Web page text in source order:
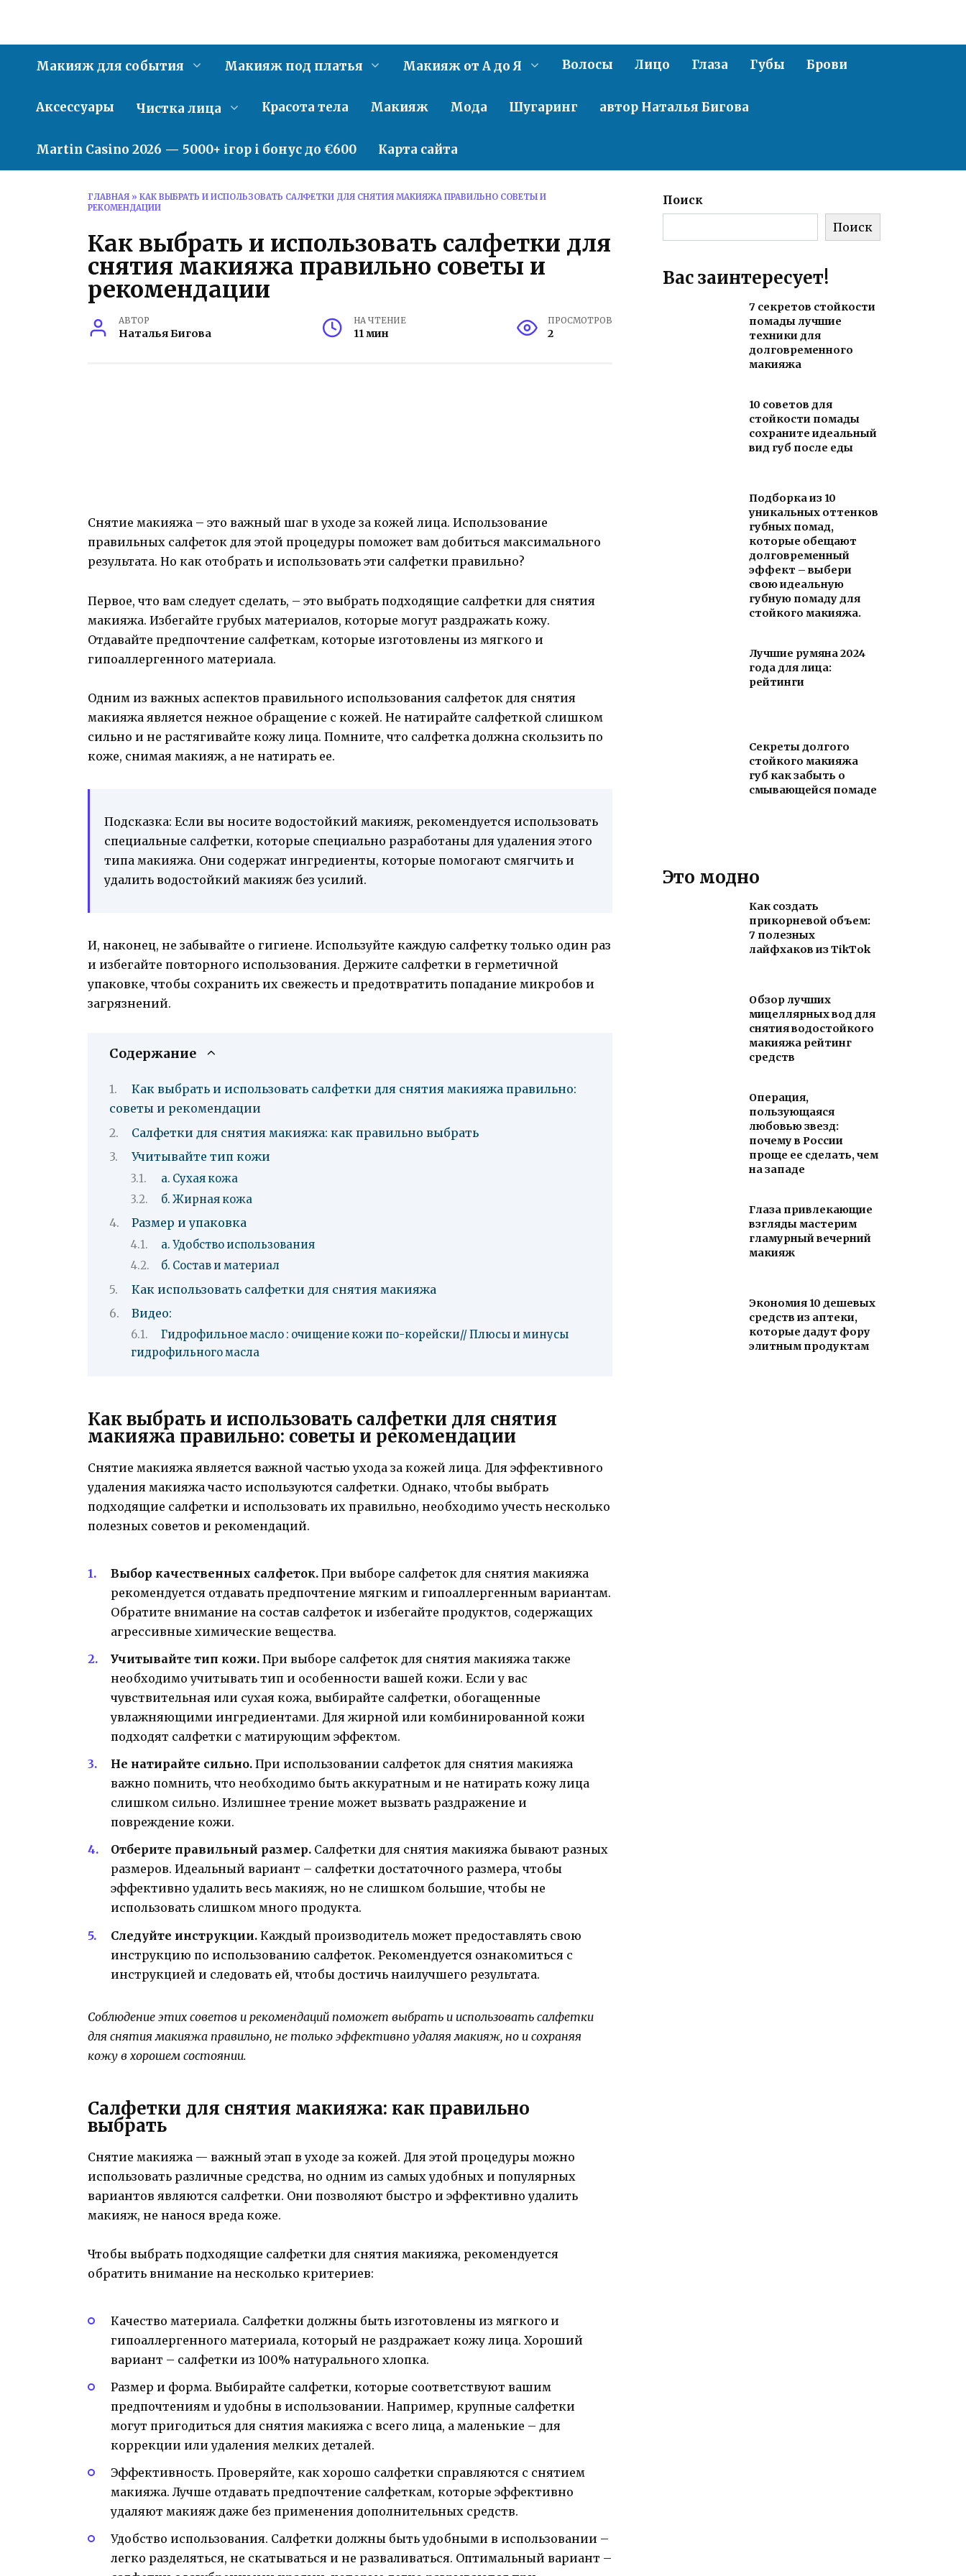
Макияж для события Макияж под платья Макияж от А до Я Волосы Лицо Глаза Губы Брови
Аксессуары Чистка лица Красота тела Макияж Мода Шугаринг автор Наталья Бигова
Martin Casino 2026 — 5000+ ігор і бонус до €600 Карта сайта
ГЛАВНАЯ » КАК ВЫБРАТЬ И ИСПОЛЬЗОВАТЬ САЛФЕТКИ ДЛЯ СНЯТИЯ МАКИЯЖА ПРАВИЛЬНО СОВЕТЫ И
РЕКОМЕНДАЦИИ
Как выбрать и использовать салфетки для
снятия макияжа правильно советы и
рекомендации
АВТОР
Наталья Бигова
НА ЧТЕНИЕ
11 мин
ПРОСМОТРОВ
2
Снятие макияжа – это важный шаг в уходе за кожей лица. Использование
правильных салфеток для этой процедуры поможет вам добиться максимального
результата. Но как отобрать и использовать эти салфетки правильно?
Первое, что вам следует сделать, – это выбрать подходящие салфетки для снятия
макияжа. Избегайте грубых материалов, которые могут раздражать кожу.
Отдавайте предпочтение салфеткам, которые изготовлены из мягкого и
гипоаллергенного материала.
Одним из важных аспектов правильного использования салфеток для снятия
макияжа является нежное обращение с кожей. Не натирайте салфеткой слишком
сильно и не растягивайте кожу лица. Помните, что салфетка должна скользить по
коже, снимая макияж, а не натирать ее.
Подсказка: Если вы носите водостойкий макияж, рекомендуется использовать
специальные салфетки, которые специально разработаны для удаления этого
типа макияжа. Они содержат ингредиенты, которые помогают смягчить и
удалить водостойкий макияж без усилий.
И, наконец, не забывайте о гигиене. Используйте каждую салфетку только один раз
и избегайте повторного использования. Держите салфетки в герметичной
упаковке, чтобы сохранить их свежесть и предотвратить попадание микробов и
загрязнений.
Содержание
Как выбрать и использовать салфетки для снятия макияжа правильно:
советы и рекомендации
Салфетки для снятия макияжа: как правильно выбрать
Учитывайте тип кожи
а. Сухая кожа
б. Жирная кожа
Размер и упаковка
а. Удобство использования
б. Состав и материал
Как использовать салфетки для снятия макияжа
Видео:
Гидрофильное масло : очищение кожи по-корейски// Плюсы и минусы
гидрофильного масла
Как выбрать и использовать салфетки для снятия
макияжа правильно: советы и рекомендации
Снятие макияжа является важной частью ухода за кожей лица. Для эффективного
удаления макияжа часто используются салфетки. Однако, чтобы выбрать
подходящие салфетки и использовать их правильно, необходимо учесть несколько
полезных советов и рекомендаций.
Выбор качественных салфеток. При выборе салфеток для снятия макияжа
рекомендуется отдавать предпочтение мягким и гипоаллергенным вариантам.
Обратите внимание на состав салфеток и избегайте продуктов, содержащих
агрессивные химические вещества.
Учитывайте тип кожи. При выборе салфеток для снятия макияжа также
необходимо учитывать тип и особенности вашей кожи. Если у вас
чувствительная или сухая кожа, выбирайте салфетки, обогащенные
увлажняющими ингредиентами. Для жирной или комбинированной кожи
подходят салфетки с матирующим эффектом.
Не натирайте сильно. При использовании салфеток для снятия макияжа
важно помнить, что необходимо быть аккуратным и не натирать кожу лица
слишком сильно. Излишнее трение может вызвать раздражение и
повреждение кожи.
Отберите правильный размер. Салфетки для снятия макияжа бывают разных
размеров. Идеальный вариант – салфетки достаточного размера, чтобы
эффективно удалить весь макияж, но не слишком большие, чтобы не
использовать слишком много продукта.
Следуйте инструкции. Каждый производитель может предоставлять свою
инструкцию по использованию салфеток. Рекомендуется ознакомиться с
инструкцией и следовать ей, чтобы достичь наилучшего результата.
Соблюдение этих советов и рекомендаций поможет выбрать и использовать салфетки
для снятия макияжа правильно, не только эффективно удаляя макияж, но и сохраняя
кожу в хорошем состоянии.
Салфетки для снятия макияжа: как правильно
выбрать
Снятие макияжа — важный этап в уходе за кожей. Для этой процедуры можно
использовать различные средства, но одним из самых удобных и популярных
вариантов являются салфетки. Они позволяют быстро и эффективно удалить
макияж, не нанося вреда коже.
Чтобы выбрать подходящие салфетки для снятия макияжа, рекомендуется
обратить внимание на несколько критериев:
Качество материала. Салфетки должны быть изготовлены из мягкого и
гипоаллергенного материала, который не раздражает кожу лица. Хороший
вариант – салфетки из 100% натурального хлопка.
Размер и форма. Выбирайте салфетки, которые соответствуют вашим
предпочтениям и удобны в использовании. Например, крупные салфетки
могут пригодиться для снятия макияжа с всего лица, а маленькие – для
коррекции или удаления мелких деталей.
Эффективность. Проверяйте, как хорошо салфетки справляются с снятием
макияжа. Лучше отдавать предпочтение салфеткам, которые эффективно
удаляют макияж даже без применения дополнительных средств.
Удобство использования. Салфетки должны быть удобными в использовании –
легко разделяться, не скатываться и не разваливаться. Оптимальный вариант –
Поиск
Поиск
Вас заинтересует!
7 секретов стойкости
помады лучшие
техники для
долговременного
макияжа
10 советов для
стойкости помады
сохраните идеальный
вид губ после еды
Подборка из 10
уникальных оттенков
губных помад,
которые обещают
долговременный
эффект – выбери
свою идеальную
губную помаду для
стойкого макияжа.
Лучшие румяна 2024
года для лица:
рейтинги
Секреты долгого
стойкого макияжа
губ как забыть о
смывающейся помаде
Это модно
Как создать
прикорневой объем:
7 полезных
лайфхаков из TikTok
Обзор лучших
мицеллярных вод для
снятия водостойкого
макияжа рейтинг
средств
Операция,
пользующаяся
любовью звезд:
почему в России
проще ее сделать, чем
на западе
Глаза привлекающие
взгляды мастерим
гламурный вечерний
макияж
Экономия 10 дешевых
средств из аптеки,
которые дадут фору
элитным продуктам